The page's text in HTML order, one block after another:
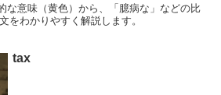
な意味（黄色）から、「臆病な」などの比
をわかりやすく解説します。
tax